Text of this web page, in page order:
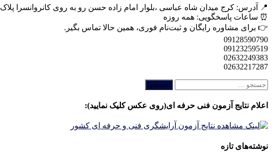
📍 آدرس: کرج میدان شاه عباسی ،بلوار امام زاده حسن رو به روی کانروانسرا پلاک 749
⏰ ساعات پاسخگویی: همه روزه
👉 برای مشاوره رایگان و ثبت‌نام فوری، همین حالا تماس بگیر.
09128590790
09123259519
02632249383
02632217287
جستجو
اعلام نتایج آزمون فنی حرفه ای(روی عکس کلیک نمایید):
نوشته‌های تازه